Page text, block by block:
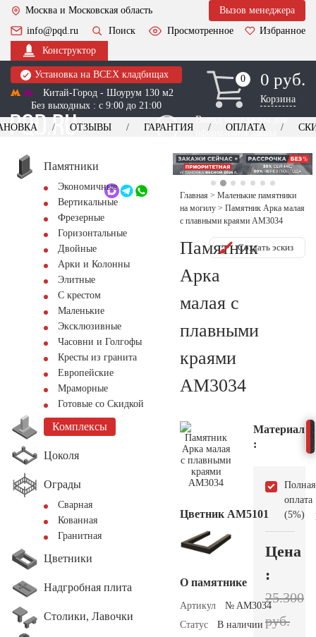
Москва и Московская область
Вызов менеджера
info@pqd.ru
Поиск Просмотренное
Избранное
Конструктор
Установка на ВСЕХ кладбищах
Китай-Город - Шоурум 130 м2
Без выходных : с 9:00 до 21:00
0
0 0 руб.
Корзина
Выезд менеджера для
оформления заказа
+7 (495) 518-44-23
Обратный звонок
ОТЗЫВЫ ГАРАНТИЯ ОПЛАТА
Памятники
Экономичные
Вертикальные
Фрезерные
Горизонтальные
Двойные
Арки и Колонны
Элитные
С крестом
Маленькие
Эксклюзивные
Часовни и Голгофы
Кресты из гранита
Европейские
Мраморные
Готовые со Скидкой
Комплексы
Цоколя
Ограды
Сварная
Кованная
Гранитная
Цветники
Надгробная плита
Столики, Лавочки
Главная > Маленькие памятники
на могилу > Памятник Арка малая
с плавными краями AM3034
Памятник
Арка
малая с
плавными
краями
AM3034
Создать эскиз
Цветник АМ5101
О памятнике
Артикул
№ AM3034
Статус
В наличии
Материал
:
Полная
оплата
(5%)
Цена
:
25.300
руб.